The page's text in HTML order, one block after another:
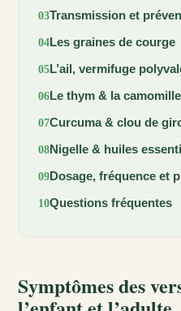
Transmission et
Les graines de courge
L’ail, vermifuge
Le thym & la camomille
Curcuma & clou de
Nigelle & huiles
Dosage, fréquence et
Questions fréquentes
Symptômes des